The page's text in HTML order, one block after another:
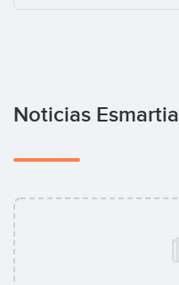
Noticias Esmartia